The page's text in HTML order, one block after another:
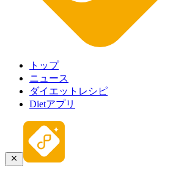
トップ
ニュース
ダイエットレシピ
Dietアプリ